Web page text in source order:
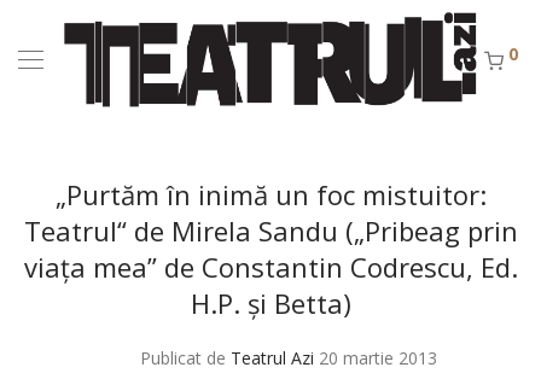
0
„Purtăm în inimă un foc mistuitor:
Teatrul“ de Mirela Sandu („Pribeag prin
viaţa mea” de Constantin Codrescu, Ed.
H.P. şi Betta)
Publicat de Teatrul Azi 20 martie 2013